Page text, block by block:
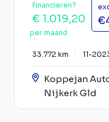
Financieren?
€ 1.019,20
per maand
33.772 km 11-
Koppejan
Nijkerk Gld